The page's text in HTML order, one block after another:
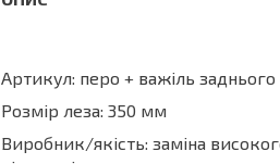
Артикул: перо + важіль
Розмір леза: 350 мм
Виробник/якість: заміна